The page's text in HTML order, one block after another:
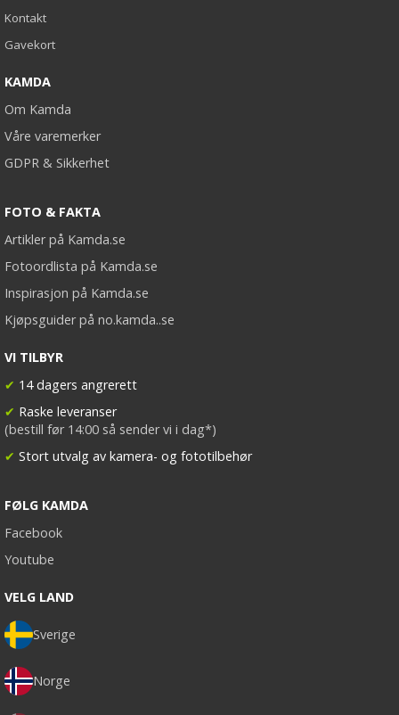
Kontakt
Gavekort
KAMDA
Om Kamda
Våre varemerker
GDPR & Sikkerhet
FOTO & FAKTA
Artikler på Kamda.se
Fotoordlista på Kamda.se
Inspirasjon på Kamda.se
Kjøpsguider på no.kamda..se
VI TILBYR
✔ 14 dagers angrerett
✔ Raske leveranser
(bestill før 14:00 så sender vi i dag*)
✔ Stort utvalg av kamera- og fototilbehør
FØLG KAMDA
Facebook
Youtube
VELG LAND
Sverige
Norge